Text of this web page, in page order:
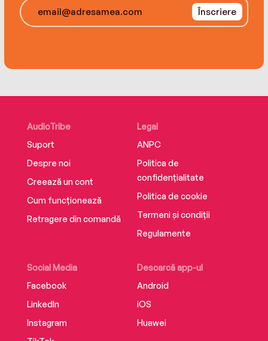
unstoppable version of themselves. No self-
aggrandising or posturing, no pseudo-scientific
practical tips and tricks and real-life stories
Itwill help you master your mind, overcome fear
Înscriere
AudioTribe
Suport
Despre noi
Creează un cont
Cum funcționează
Retragere din comandă
Social Media
Facebook
LinkedIn
Instagram
Descarcă app-ul
Android
iOS
Huawei
Legal
ANPC
Politica de
confidențialitate
Politica de cookie
Termeni și condiții
Regulamente